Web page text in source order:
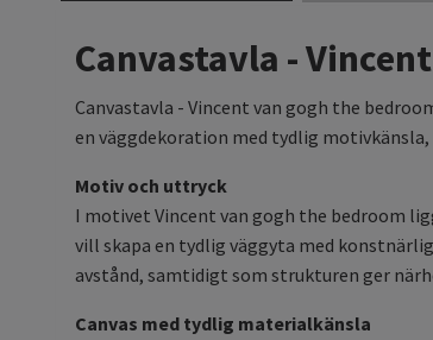
Canvastavla -
Canvastavla - Vincent van gogh the
en väggdekoration med tydlig
Motiv och uttryck
I motivet Vincent van gogh the bedroom
vill skapa en tydlig väggyta med
avstånd, samtidigt som strukturen ger
Canvas med tydlig materialkänsla